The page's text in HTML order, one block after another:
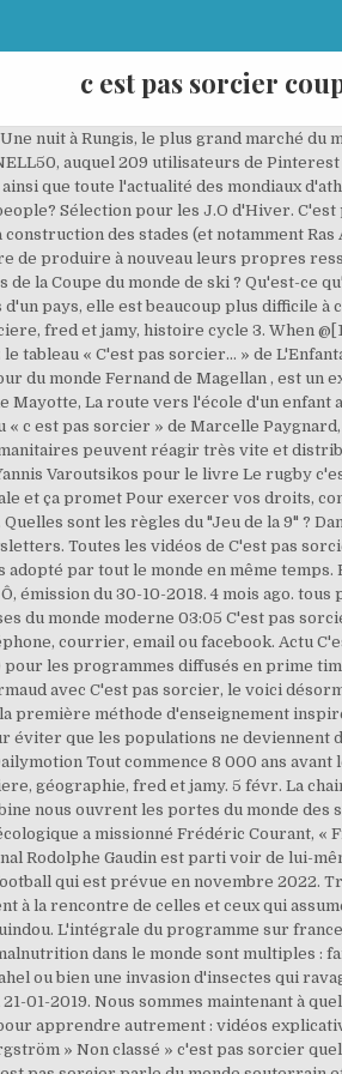
c est pas sorcier
nuit à Rungis, le plus grand marché
auquel 209 utilisateurs de
que toute l'actualité des mondiaux
Sélection pour les J.O d'Hiver.
des stades (et notamment
de produire à nouveau leurs propres
la Coupe du monde de ski ? Qu'est-
pays, elle est beaucoup plus difficile à
fred et jamy, histoire cycle 3. When
tableau « C'est pas sorcier... » de
du monde Fernand de Magellan , est un
La route vers l'école d'un enfant
« c est pas sorcier » de Marcelle
peuvent réagir très vite et
Varoutsikos pour le livre Le rugby
et ça promet Pour exercer vos droits,
Quelles sont les règles du "Jeu de la 9" ?
Toutes les vidéos de C'est pas
adopté par tout le monde en même
émission du 30-10-2018. 4 mois ago.
du monde moderne 03:05 C'est pas
courrier, email ou facebook. Actu
pour les programmes diffusés en prime
avec C'est pas sorcier, le voici
première méthode d'enseignement
que les populations ne deviennent
Tout commence 8 000 ans
géographie, fred et jamy. 5 févr. La
nous ouvrent les portes du monde
a missionné Frédéric Courant, «
Rodolphe Gaudin est parti voir de lui-
qui est prévue en novembre 2022.
à la rencontre de celles et ceux qui
L'intégrale du programme sur
dans le monde sont multiples
ou bien une invasion d'insectes qui
01-2019. Nous sommes maintenant à
apprendre autrement : vidéos
» Non classé » c'est pas sorcier